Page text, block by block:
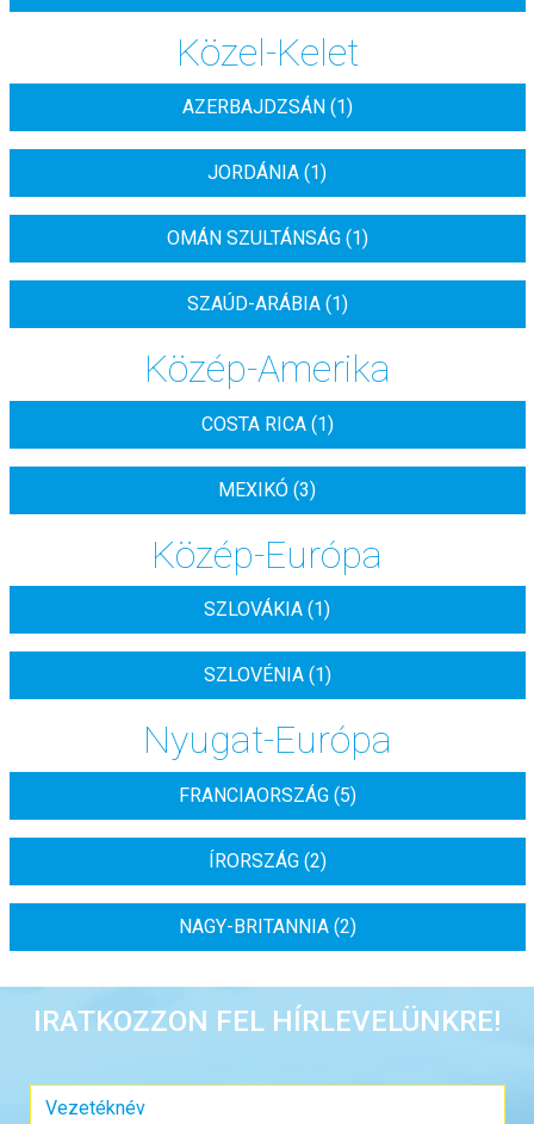
Közel-Kelet
AZERBAJDZSÁN (1)
JORDÁNIA (1)
OMÁN SZULTÁNSÁG (1)
SZAÚD-ARÁBIA (1)
Közép-Amerika
COSTA RICA (1)
MEXIKÓ (3)
Közép-Európa
SZLOVÁKIA (1)
SZLOVÉNIA (1)
Nyugat-Európa
FRANCIAORSZÁG (5)
ÍRORSZÁG (2)
NAGY-BRITANNIA (2)
IRATKOZZON FEL HÍRLEVELÜNKRE!